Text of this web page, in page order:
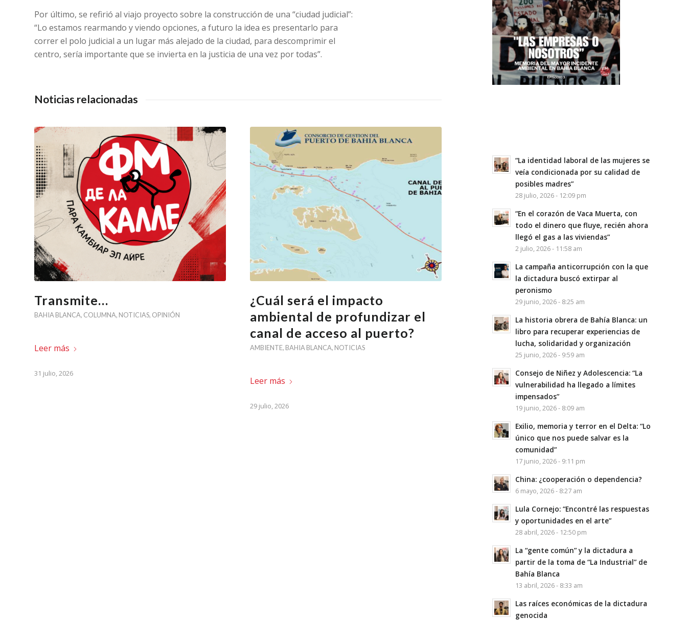
Por último, se refirió al viajo proyecto sobre la construcción de una “ciudad judicial”:
“Lo estamos rearmando y viendo opciones, a futuro la idea es presentarlo para
correr el polo judicial a un lugar más alejado de la ciudad, para descomprimir el
centro, sería importante que se invierta en la justicia de una vez por todas”.
Noticias relacionadas
Transmite…
BAHIA BLANCA, COLUMNA, NOTICIAS, OPINIÓN
Leer más
31 julio, 2026
¿Cuál será el impacto
ambiental de profundizar el
canal de acceso al puerto?
AMBIENTE, BAHIA BLANCA, NOTICIAS
Leer más
29 julio, 2026
“La identidad laboral de las mujeres se
veía condicionada por su calidad de
posibles madres”
28 julio, 2026 - 12:09 pm
“En el corazón de Vaca Muerta, con
todo el dinero que fluye, recién ahora
llegó el gas a las viviendas”
2 julio, 2026 - 11:58 am
La campaña anticorrupción con la que
la dictadura buscó extirpar al
peronismo
29 junio, 2026 - 8:25 am
La historia obrera de Bahía Blanca: un
libro para recuperar experiencias de
lucha, solidaridad y organización
25 junio, 2026 - 9:59 am
Consejo de Niñez y Adolescencia: “La
vulnerabilidad ha llegado a límites
impensados”
19 junio, 2026 - 8:09 am
Exilio, memoria y terror en el Delta: “Lo
único que nos puede salvar es la
comunidad”
17 junio, 2026 - 9:11 pm
China: ¿cooperación o dependencia?
6 mayo, 2026 - 8:27 am
Lula Cornejo: “Encontré las respuestas
y oportunidades en el arte”
28 abril, 2026 - 12:50 pm
La “gente común” y la dictadura a
partir de la toma de “La Industrial” de
Bahía Blanca
13 abril, 2026 - 8:33 am
Las raíces económicas de la dictadura
genocida